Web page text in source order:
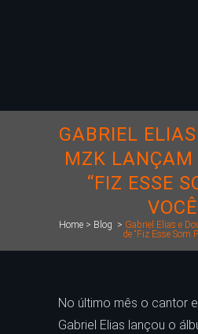
GABRIEL
MZK LANÇAM
“FIZ ESSE
Home> Blog > Gabriel Elias e
de “Fiz Esse Som
No último mês o cantor
Gabriel Elias lançou o